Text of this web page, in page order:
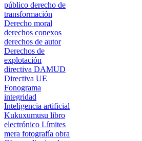
público derecho de
transformación
Derecho moral
derechos conexos
derechos de autor
Derechos de
explotación
directiva DAMUD
Directiva UE
Fonograma
integridad
Inteligencia artificial
Kukuxumusu libro
electrónico Límites
mera fotografía obra